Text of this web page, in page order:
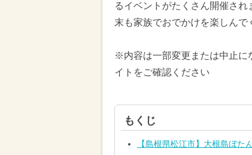
るイベントがたくさん開催さ
末も家族でおでかけを楽しんで
※内容は一部変更または中止に
イトをご確認ください
もくじ
【島根県松江市】大根島ぼた